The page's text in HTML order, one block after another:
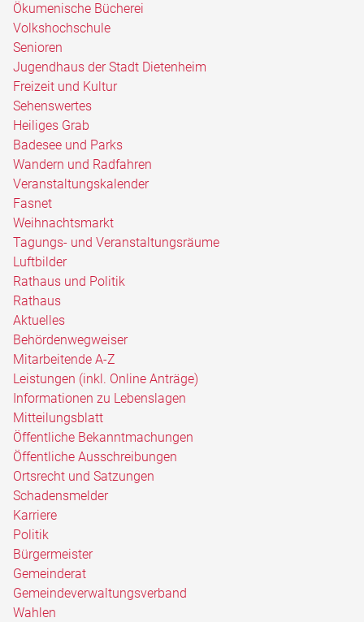
Ökumenische Bücherei
Volkshochschule
Senioren
Jugendhaus der Stadt Dietenheim
Freizeit und Kultur
Sehenswertes
Heiliges Grab
Badesee und Parks
Wandern und Radfahren
Veranstaltungskalender
Fasnet
Weihnachtsmarkt
Tagungs- und Veranstaltungsräume
Luftbilder
Rathaus und Politik
Rathaus
Aktuelles
Behördenwegweiser
Mitarbeitende A-Z
Leistungen (inkl. Online Anträge)
Informationen zu Lebenslagen
Mitteilungsblatt
Öffentliche Bekanntmachungen
Öffentliche Ausschreibungen
Ortsrecht und Satzungen
Schadensmelder
Karriere
Politik
Bürgermeister
Gemeinderat
Gemeindeverwaltungsverband
Wahlen